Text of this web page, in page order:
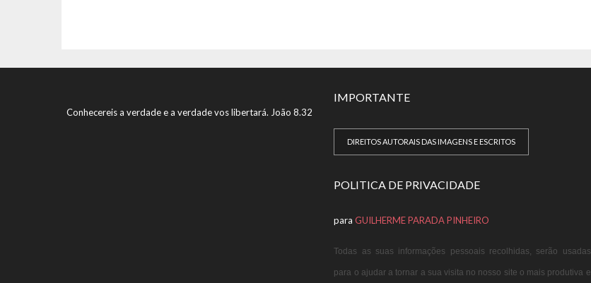
Conhecereis a verdade e a verdade vos libertará. João 8.32
IMPORTANTE
DIREITOS AUTORAIS DAS IMAGENS E ESCRITOS
POLITICA DE PRIVACIDADE
paraGUILHERME PARADA PINHEIRO
Todas as suas informações pessoais recolhidas, serão usadas
para o ajudar a tornar a sua visita no nosso site o mais produtiva e